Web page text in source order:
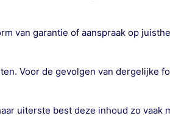
van garantie of aanspraak op
Voor de gevolgen van dergelijke
uiterste best deze inhoud zo vaak